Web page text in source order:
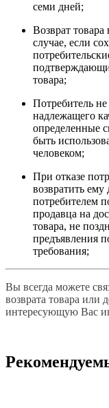
семи дней;
Возврат
случае, если
товара;
Потребитель не
надлежащего
определенные
быть
человеком;
При отказе
возвратить
потребителем
продавца на
товара, не
предъявления
требования;
Вы всегда можете
возврата товара или
интересующую Вас